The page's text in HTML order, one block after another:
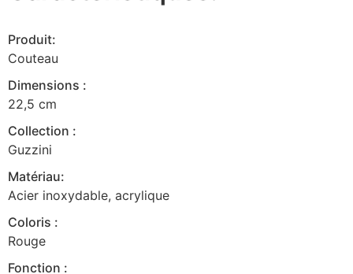
Produit:
Couteau
Dimensions :
22,5 cm
Collection :
Guzzini
Matériau:
Acier inoxydable, acrylique
Coloris :
Rouge
Fonction :